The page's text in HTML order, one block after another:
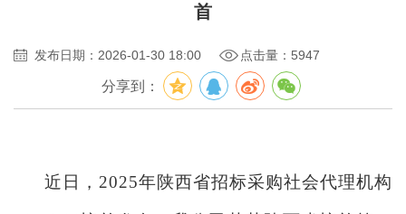
首
发布日期：2026-01-30 18:00 点击量：5947
分享到：
近日， 2025年陕西省招标采购社会代理机构